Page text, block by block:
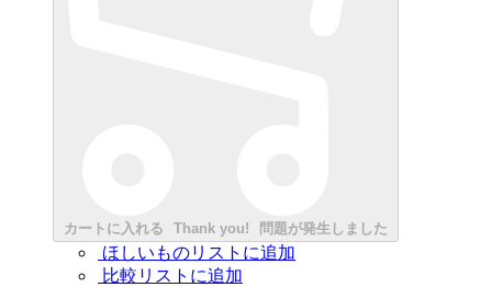
カートに入れる Thank you! 問題が発生しました
ほしいものリストに追加
比較リストに追加